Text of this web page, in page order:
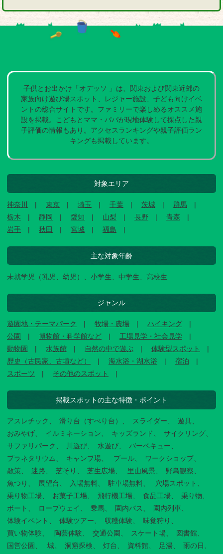
子供とお出かけ「オデッソ 」は、関東および関東近郊の
家族向け遊び場スポット、レジャー施設、子ども向けイベ
ントの総合サイトです。ファミリーで楽しめるオススメ施
設を掲載。こどもとママ・パパが現地体験して採点した親
子評価の情報もあり。アクセスランキングや親子評価ラン
キングも掲載しています。
対象エリア
神奈川 東京 埼玉 千葉 茨城
群馬
栃木
静岡 愛知 山梨 長野
青森
岩手
秋田 宮城 福島
主な対象年齢
未就学児（乳児、幼児）、小学生、中学生、高校生
ジャンル
遊園地・テーマパーク 牧場・農場
ハイキング
公園
博物館・科学館など
工場見学・社会見学
動物園
水族館 自然の中で遊ぶ
体験型スポット
歴史（古民家、古墳など）
海水浴・湖水浴
宿泊
スポーツ
その他のスポット
掲載スポットの主な特徴・ポイント
アスレチック 滑り台（すべり台） スライダー
遊具
おみやげ
イルミネーション キッズランド
サイクリング
サファリパーク
川遊び 水遊び
バーベキュー
プラネタリウム
キャンプ場 プール
ワークショップ
散策
迷路 芝そり 芝生広場 里山風景
野鳥観察
魚つり
展望台 入場無料 駐車場無料
穴場スポット
乗り物工場
お菓子工場 飛行機工場 食品工場
乗り物
ボート
ロープウェイ 乗馬 園内バス
園内列車
体験イベント
体験ツアー 収穫体験
味覚狩り
買い物体験
陶芸体験 交通公園 スケート場
図書館
国営公園
城 洞窟探検 灯台 資料館 足湯 雨の日